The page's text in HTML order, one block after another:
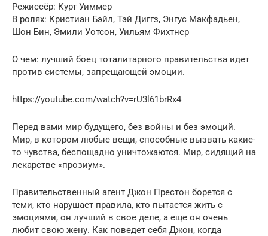
Режиссёр: Курт Уиммер
В ролях: Кристиан Бэйл, Тэй Диггз, Энгус Макфадьен,
Шон Бин, Эмили Уотсон, Уильям Фихтнер
О чем: лучший боец тоталитарного правительства идет
против системы, запрещающей эмоции.
https://youtube.com/watch?v=rU3l61brRx4
Перед вами мир будущего, без войны и без эмоций.
Мир, в котором любые вещи, способные вызвать какие-
то чувства, беспощадно уничтожаются. Мир, сидящий на
лекарстве «прозиум».
Правительственный агент Джон Престон борется с
теми, кто нарушает правила, кто пытается жить с
эмоциями, он лучший в свое деле, а еще он очень
любит свою жену. Как поведет себя Джон, когда